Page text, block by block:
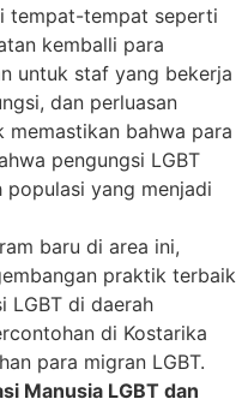
tempat-tempat seperti
kemballi para
untuk staf yang bekerja
dan perluasan
memastikan bahwa para
pengungsi LGBT
populasi yang menjadi
baru di area ini,
praktik terbaik
LGBT di daerah
di Kostarika
para migran LGBT.
Manusia LGBT dan